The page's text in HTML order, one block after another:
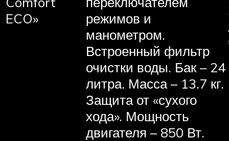
ECO»
режимов и
манометром.
Встроенный фильтр
очистки воды. Бак – 24
литра. Масса – 13.7 кг.
Защита от «сухого
хода». Мощность
двигателя – 850 Вт.